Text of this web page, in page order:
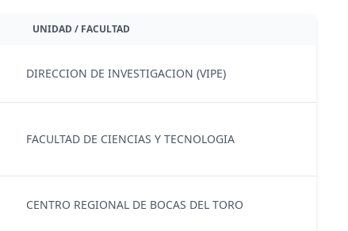
UNIDAD / FACULTAD
DIRECCION DE INVESTIGACION (VIPE)
FACULTAD DE CIENCIAS Y TECNOLOGIA
CENTRO REGIONAL DE BOCAS DEL TORO